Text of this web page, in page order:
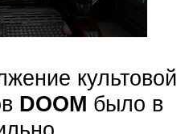
культовой
DOOM было в